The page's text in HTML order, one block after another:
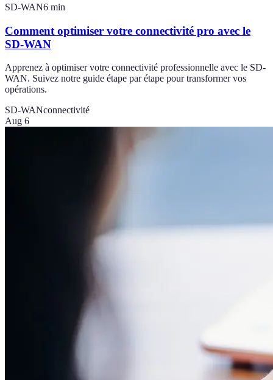
SD-WAN6 min
Comment optimiser votre connectivité pro avec le
SD-WAN
Apprenez à optimiser votre connectivité professionnelle avec le SD-
WAN. Suivez notre guide étape par étape pour transformer vos
opérations.
SD-WANconnectivité
Aug 6